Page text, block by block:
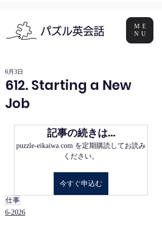
パズル英会話
ME
NU
612. Starting a New
Job
6月3日
記事の続きは…
puzzle-eikaiwa.com を定期購読してお読み
ください。
今すぐ申込む
仕事
6-2026